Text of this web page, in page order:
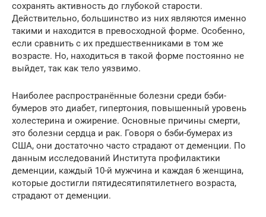
сохранять активность до глубокой старости.
Действительно, большинство из них являются именно
такими и находится в превосходной форме. Особенно,
если сравнить с их предшественниками в том же
возрасте. Но, находиться в такой форме постоянно не
выйдет, так как тело уязвимо.
Наиболее распространённые болезни среди бэби-
бумеров это диабет, гипертония, повышенный уровень
холестерина и ожирение. Основные причины смерти,
это болезни сердца и рак. Говоря о бэби-бумерах из
США, они достаточно часто страдают от деменции. По
данным исследований Института профилактики
деменции, каждый 10-й мужчина и каждая 6 женщина,
которые достигли пятидесятипятилетнего возраста,
страдают от деменции.